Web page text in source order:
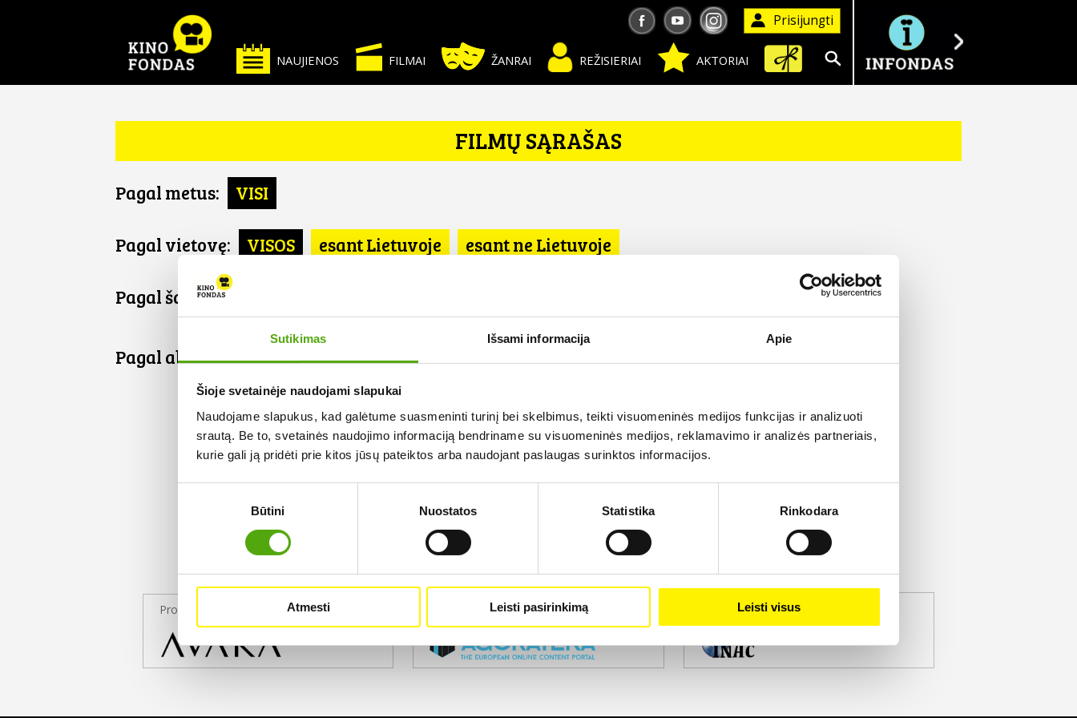
Sutikimas Išsami informacija Apie
Šioje svetainėje naudojami slapukai
Naudojame slapukus, kad galėtume suasmeninti turinį bei skelbimus, teikti visuomeninės medijos funkcijas ir analizuoti
srautą. Be to, svetainės naudojimo informaciją bendriname su visuomeninės medijos, reklamavimo ir analizės partneriais,
kurie gali ją pridėti prie kitos jūsų pateiktos arba naudojant paslaugas surinktos informacijos.
Būtini Nuostatos Statistika Rinkodara
Atmesti Leisti pasirinkimą Leisti visus
Prisijungti
AKTORIAI
REŽISIERIAI
ŽANRAI
FILMAI
NAUJIENOS
Ieškoti
FILMŲ SĄRAŠAS
Pagal metus: VISI
Pagal vietovę: VISOS esant Lietuvoje esant ne Lietuvoje
Pagal šalį: VISOS
Pagal abėcėlę:
Projekto partneris Projekto partneris Projekto partneris